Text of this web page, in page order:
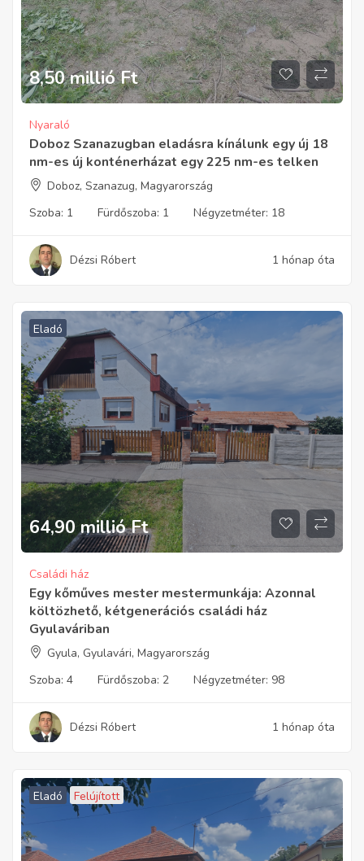
8,50 millió Ft
Nyaraló
Doboz Szanazugban eladásra kínálunk egy új 18
nm-es új konténerházat egy 225 nm-es telken
Doboz, Szanazug, Magyarország
Szoba: 1 Fürdőszoba: 1 Négyzetméter: 18
Dézsi Róbert 1 hónap óta
Eladó
64,90 millió Ft
Családi ház
Egy kőműves mester mestermunkája: Azonnal
költözhető, kétgenerációs családi ház
Gyulaváriban
Gyula, Gyulavári, Magyarország
Szoba: 4 Fürdőszoba: 2 Négyzetméter: 98
Dézsi Róbert 1 hónap óta
Eladó Felújított